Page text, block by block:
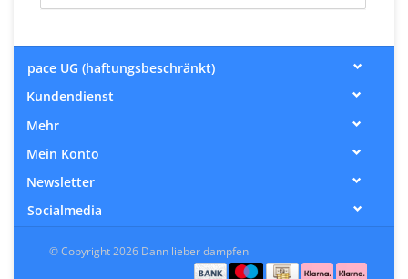
pace UG (haftungsbeschränkt)
Kundendienst
Mehr
Mein Konto
Newsletter
Socialmedia
© Copyright 2026 Dann lieber dampfen